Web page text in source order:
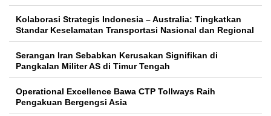
Kolaborasi Strategis Indonesia – Australia: Tingkatkan
Standar Keselamatan Transportasi Nasional dan Regional
Serangan Iran Sebabkan Kerusakan Signifikan di
Pangkalan Militer AS di Timur Tengah
Operational Excellence Bawa CTP Tollways Raih
Pengakuan Bergengsi Asia